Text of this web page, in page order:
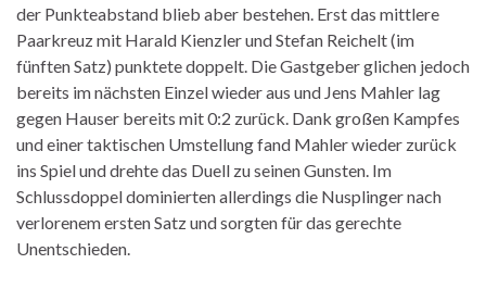
der Punkteabstand blieb aber bestehen. Erst das mittlere
Paarkreuz mit Harald Kienzler und Stefan Reichelt (im
fünften Satz) punktete doppelt. Die Gastgeber glichen jedoch
bereits im nächsten Einzel wieder aus und Jens Mahler lag
gegen Hauser bereits mit 0:2 zurück. Dank großen Kampfes
und einer taktischen Umstellung fand Mahler wieder zurück
ins Spiel und drehte das Duell zu seinen Gunsten. Im
Schlussdoppel dominierten allerdings die Nusplinger nach
verlorenem ersten Satz und sorgten für das gerechte
Unentschieden.